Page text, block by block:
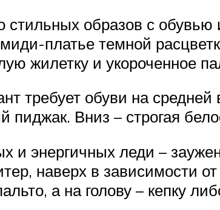
стильных образов с
платье темной
жилетку и укороченное
требует обуви на
пиджак. Вниз – строгая
и энергичных леди –
наверх в зависимости
а на голову – кепку